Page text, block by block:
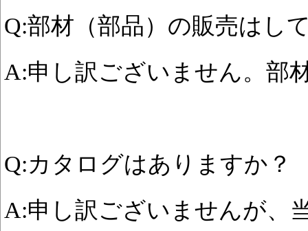
Q:部材（部品）の販売はし
A:申し訳ございません。部
Q:カタログはありますか？
A:申し訳ございませんが、